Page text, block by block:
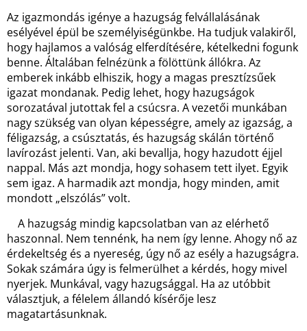
Az igazmondás igénye a hazugság felvállalásának
esélyével épül be személyiségünkbe. Ha tudjuk valakiről,
hogy hajlamos a valóság elferdítésére, kételkedni fogunk
benne. Általában felnézünk a fölöttünk állókra. Az
emberek inkább elhiszik, hogy a magas presztízsűek
igazat mondanak. Pedig lehet, hogy hazugságok
sorozatával jutottak fel a csúcsra. A vezetői munkában
nagy szükség van olyan képességre, amely az igazság, a
féligazság, a csúsztatás, és hazugság skálán történő
lavírozást jelenti. Van, aki bevallja, hogy hazudott éjjel
nappal. Más azt mondja, hogy sohasem tett ilyet. Egyik
sem igaz. A harmadik azt mondja, hogy minden, amit
mondott „elszólás” volt.
A hazugság mindig kapcsolatban van az elérhető
haszonnal. Nem tennénk, ha nem így lenne. Ahogy nő az
érdekeltség és a nyereség, úgy nő az esély a hazugságra.
Sokak számára úgy is felmerülhet a kérdés, hogy mivel
nyerjek. Munkával, vagy hazugsággal. Ha az utóbbit
választjuk, a félelem állandó kísérője lesz
magatartásunknak.